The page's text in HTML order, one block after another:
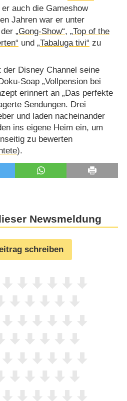
auch die Gameshow
Jahren war er unter
„Gong-Show“, „Top of the
und „Tabaluga tivi“ zu
Disney Channel seine
Soap „Vollpension bei
erinnert an „Das perfekte
Sendungen. Drei
und laden nacheinander
ins eigene Heim ein, um
zu bewerten
).
Newsmeldung
schreiben